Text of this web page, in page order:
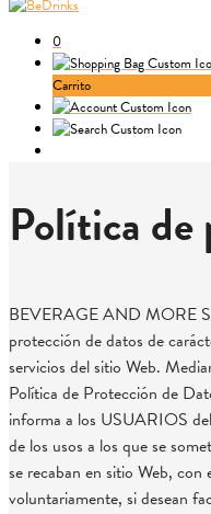
0
Carrito
Política de
BEVERAGE AND MORE
protección de datos de
servicios del sitio Web.
Política de Protección de
informa a los USUARIOS
de los usos a los que se
se recaban en sitio Web,
voluntariamente, si desean